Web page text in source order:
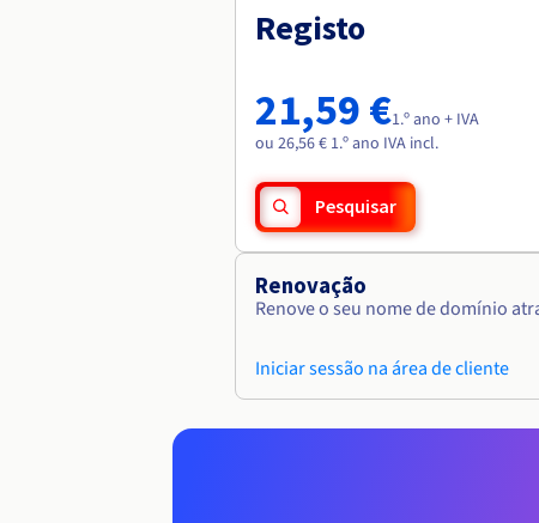
Registo
21,59 €1.º ano + IVA
ou 26,56 € 1.º ano IVA incl.
Pesquisar
Renovação
Renove o seu nome de domínio
Iniciar sessão na área de cliente